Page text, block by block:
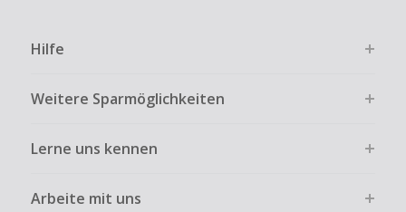
Bezahlvorgang ist nur dann cashbackfähig, wenn dies
ausdrücklich auf der Händlerseite erlaubt ist.
Stornierung, Kündigung eines Abonnements oder Widerruf
Gewerbliche, Reseller- oder ungewöhnlich große
Cashback ausgeschlossen.
Hilfe
Weitere Sparmöglichkeiten
Lerne uns kennen
Arbeite mit uns